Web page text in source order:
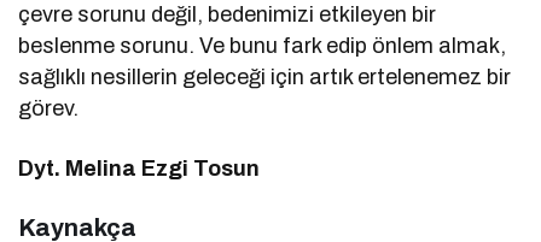
çevre sorunu değil, bedenimizi etkileyen bir
beslenme sorunu. Ve bunu fark edip önlem almak,
sağlıklı nesillerin geleceği için artık ertelenemez bir
görev.
Dyt. Melina Ezgi Tosun
Kaynakça